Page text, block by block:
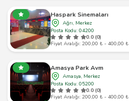
Haspark Sinemaları
Ağrı, Merkez
Posta Kodu: 04200
0.0 (0)
Fiyat Aralığı: 200,00 ₺ - 400,00 ₺
Amasya Park Avm
Amasya, Merkez
Posta Kodu: 05200
0.0 (0)
Fiyat Aralığı: 200,00 ₺ - 400,00 ₺